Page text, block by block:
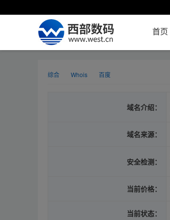
首页
综合 Whois 百度
域名介绍：
域名来源：
安全检测：
当前价格：
当前状态：